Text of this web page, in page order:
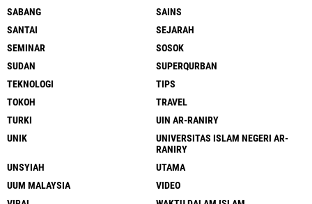
SABANG
SAINS
SANTAI
SEJARAH
SEMINAR
SOSOK
SUDAN
SUPERQURBAN
TEKNOLOGI
TIPS
TOKOH
TRAVEL
TURKI
UIN AR-RANIRY
UNIK
UNIVERSITAS ISLAM NEGERI AR-
RANIRY
UNSYIAH
UTAMA
UUM MALAYSIA
VIDEO